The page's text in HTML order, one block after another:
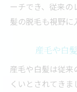
ーチでき、従来の
髪の脱毛も視野に
産毛や白
産毛や白髪は従
くいとされてき